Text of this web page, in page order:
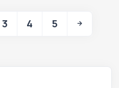
3 4 5